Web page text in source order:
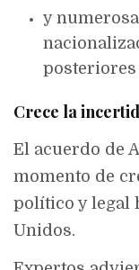
y
posteriores
Crece la
El acuerdo de
momento de
político y legal
Unidos.